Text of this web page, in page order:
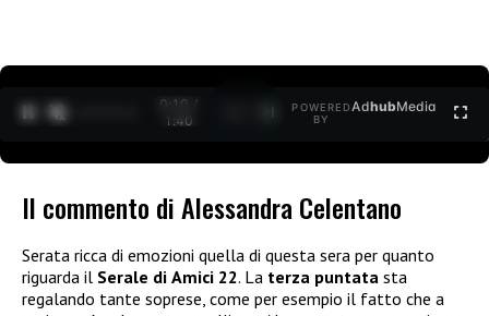
0:11 /
1:40
POWERED
BY
AdhubMedia
Il commento di Alessandra Celentano
Serata ricca di emozioni quella di questa sera per quanto
riguarda il Serale di Amici 22. La terza puntata sta
regalando tante soprese, come per esempio il fatto che a